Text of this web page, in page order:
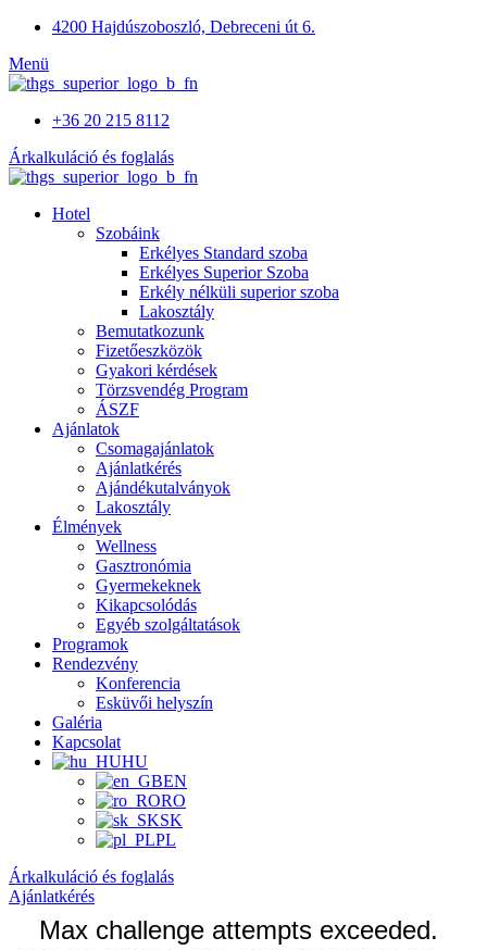
4200 Hajdúszoboszló, Debreceni út 6.
Menü
+36 20 215 8112
Árkalkuláció és foglalás
Hotel
Szobáink
Erkélyes Standard szoba
Erkélyes Superior Szoba
Erkély nélküli superior szoba
Lakosztály
Bemutatkozunk
Fizetőeszközök
Gyakori kérdések
Törzsvendég Program
ÁSZF
Ajánlatok
Csomagajánlatok
Ajánlatkérés
Ajándékutalványok
Lakosztály
Élmények
Wellness
Gasztronómia
Gyermekeknek
Kikapcsolódás
Egyéb szolgáltatások
Programok
Rendezvény
Konferencia
Esküvői helyszín
Galéria
Kapcsolat
HU
EN
RO
SK
PL
Árkalkuláció és foglalás
Ajánlatkérés